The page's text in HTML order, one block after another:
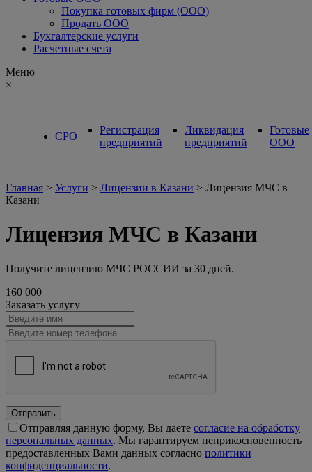
Покупка готовых фирм (ООО)
Продать ООО
Бухгалтерские услуги
Расчетные счета
Меню
×
СРО
Регистрация
предприятий
Ликвидация
предприятий
Готовые
ООО
Главная > Услуги > Лицензии в Казани > Лицензия МЧС в
Казани
Лицензия МЧС в Казани
Получите лицензию МЧС РОССИИ за 30 дней.
160 000
Заказать услугу
Отправить
Отправляя данную форму, Вы даете согласие на обработку
персональных данных. Мы гарантируем неприкосновенность
предоставленных Вами данных согласно политики
конфиденциальности.